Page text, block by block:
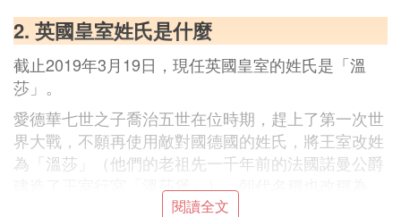
2. 英國皇室姓氏是什麼
截止2019年3月19日，現任英國皇室的姓氏是「溫
莎」。
愛德華七世之子喬治五世在位時期，趕上了第一次世
界大戰，不願再使用敵對國德國的姓氏，將王室改姓
為「溫莎」（他們的老祖先一千年前的法國諾曼公爵
建造了王室行宮「溫莎堡」），朝代名稱也改稱為
閱讀全文